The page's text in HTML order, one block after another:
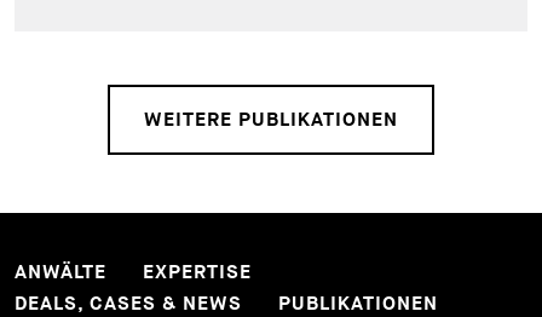
WEITERE PUBLIKATIONEN
ANWÄLTE
EXPERTISE
DEALS, CASES & NEWS
PUBLIKATIONEN